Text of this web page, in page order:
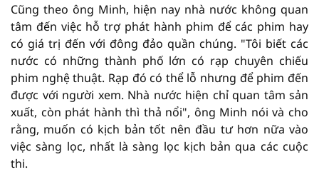
Cũng theo ông Minh, hiện nay nhà nước không quan
tâm đến việc hỗ trợ phát hành phim để các phim hay
có giá trị đến với đông đảo quần chúng. "Tôi biết các
nước có những thành phố lớn có rạp chuyên chiếu
phim nghệ thuật. Rạp đó có thể lỗ nhưng để phim đến
được với người xem. Nhà nước hiện chỉ quan tâm sản
xuất, còn phát hành thì thả nổi", ông Minh nói và cho
rằng, muốn có kịch bản tốt nên đầu tư hơn nữa vào
việc sàng lọc, nhất là sàng lọc kịch bản qua các cuộc
thi.